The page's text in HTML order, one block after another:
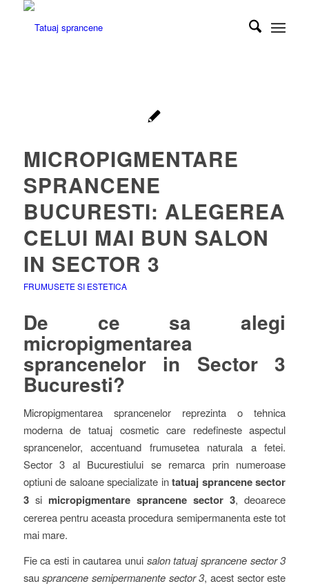
MICROPIGMENTARE
SPRANCENE
BUCURESTI: ALEGEREA
CELUI MAI BUN SALON
IN SECTOR 3
FRUMUSETE SI ESTETICA
De ce sa alegi
micropigmentarea
sprancenelor in Sector 3
Bucuresti?
Micropigmentarea sprancenelor reprezinta o tehnica
moderna de tatuaj cosmetic care redefineste aspectul
sprancenelor, accentuand frumusetea naturala a fetei.
Sector 3 al Bucurestiului se remarca prin numeroase
optiuni de saloane specializate intatuaj sprancene sector
3si micropigmentare sprancene sector 3, deoarece
cererea pentru aceasta procedura semipermanenta este tot
mai mare.
Fie ca esti in cautarea unui salon tatuaj sprancene sector 3
sausprancene semipermanente sector 3, acest sector este